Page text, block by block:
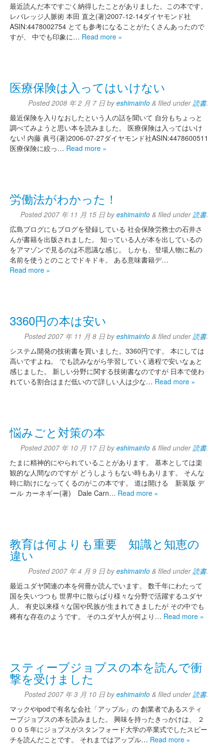
最近読んだ本ですごく納得したことがありました。この本です。
レバレッジ人脈術 本田 直之(著)2007-12-14ダイヤモンド社
ASIN:4478002754 とても参考になることがたくさんあったので
すが、 中でも印象に… Read more »
医療保険は入ってはいけない
Posted2008 年 2 月 7 日 byeshimainfo & filed under読書.
最近保険を入りなおしたという人の話を聞いて 自分もちょっと
調べてみようと思い本を読みました。 医療保険は入ってはいけ
ない! 内藤 眞弓(著)2006-07-27ダイヤモンド社ASIN:4478600511
医療保険に絞っ… Read more »
労働法がわかった！
Posted2007 年 11 月 15 日 byeshimainfo & filed under読書.
広島ブログにもブログを登録している 社会保険労務士の石井さ
んが書籍を出版されました。 知っている人が本を出しているの
をアマゾンで見るのは不思議な感じ。 しかも、登場人物に私の
名前を使うとのことでドキドキ。 ある意味書籍デ…
Read more »
3360円の本は安い
Posted2007 年 11 月 8 日 byeshimainfo & filed under読書.
システム開発の技術書を買いました。3360円です。 本にしては
高いですよね。 でも読みながら学習していく過程で安いなぁと
感じました。 新しい分野に関する技術書なのですが 日本で使わ
れている割合はまだ低いので詳しい人は少な… Read more »
悩みごと対策の本
Posted2007 年 10 月 17 日 byeshimainfo & filed under読書.
たまに精神的にやられていることがあります。 基本としては楽
観的な人間なのですが どうしようもない時もあります。 そんな
時に助けになってくるのがこの本です。 道は開ける 新装版 デ
ール カーネギー(著) Dale Carn… Read more »
教育は何よりも重要 知識と知恵の
違い
Posted2007 年 4 月 9 日 byeshimainfo & filed under読書.
最近ユダヤ関連の本を何冊か読んでいます。 数千年にわたって
国を失いつつも 世界中に散らばり様々な分野で活躍するユダヤ
人。 有史以来様々な国や民族が生まれてきましたが その中でも
稀有な存在のようです。 そのユダヤ人が何より… Read more »
スティーブジョブスの本を読んで衝
撃を受けました
Posted2007 年 3 月 10 日 byeshimainfo & filed under読書.
マックやipodで有名な会社「アップル」の 創業者であるスティ
ーブジョブスの本を読みました。 興味を持ったきっかけは、 ２
００５年にジョブスがスタンフォード大学の卒業式でしたスピー
チを読んだことです。 それまではアップル… Read more »